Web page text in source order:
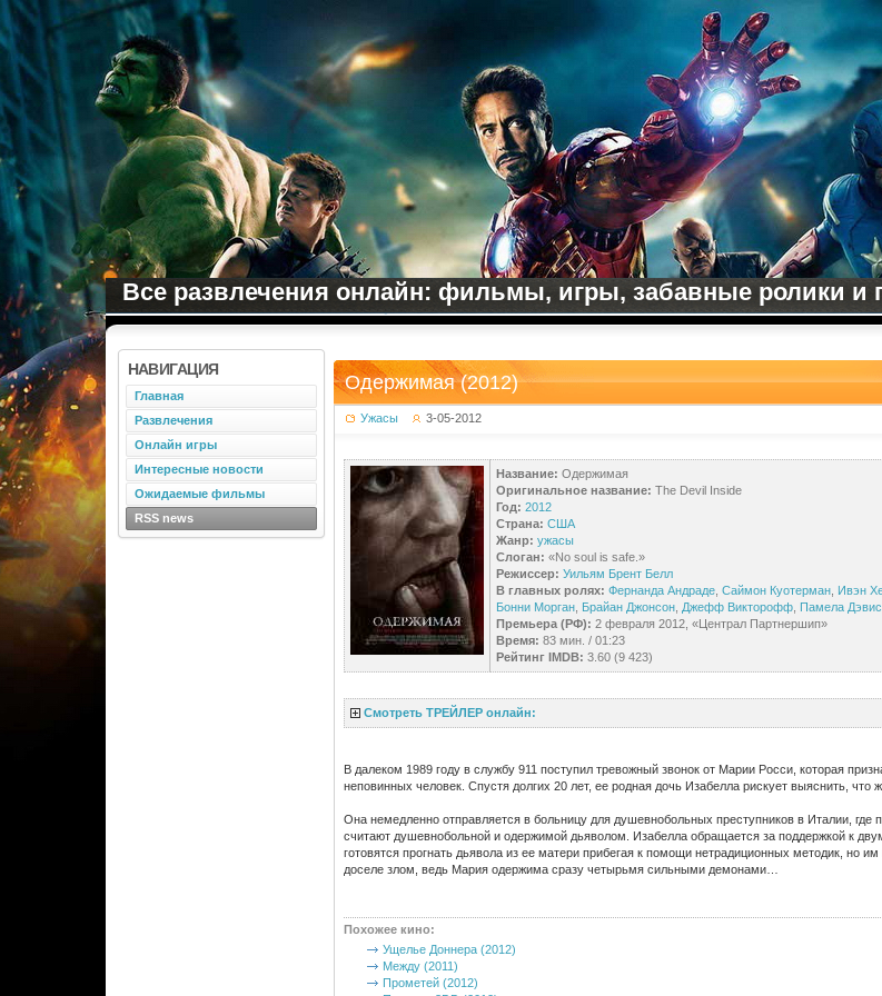
Все развлечения онлайн: фильмы, игры, забавные ролики и
Одержимая (2012)
Ужасы 3-05-2012
Название: Одержимая
Оригинальное название: The Devil Inside
Год: 2012
Страна: США
Жанр: ужасы
Слоган: «No soul is safe.»
Режиссер: Уильям Брент Белл
В главных ролях: Фернанда Андраде, Саймон Куотерман, Ивэн
Бонни Морган, Брайан Джонсон, Джефф Викторофф, Памела Дэвис
Премьера (РФ): 2 февраля 2012, «Централ Партнершип»
Время: 83 мин. / 01:23
Рейтинг IMDB: 3.60 (9 423)
Смотреть ТРЕЙЛЕР онлайн:
В далеком 1989 году в службу 911 поступил тревожный звонок от Марии Росси, которая
неповинных человек. Спустя долгих 20 лет, ее родная дочь Изабелла рискует выяснить, что
Она немедленно отправляется в больницу для душевнобольных преступников в Италии, где
считают душевнобольной и одержимой дьяволом. Изабелла обращается за поддержкой к
готовятся прогнать дьявола из ее матери прибегая к помощи нетрадиционных методик, но
доселе злом, ведь Мария одержима сразу четырьмя сильными демонами…
Похожее кино:
Ущелье Доннера (2012)
Между (2011)
Прометей (2012)
НАВИГАЦИЯ
Главная
Развлечения
Онлайн игры
Интересные новости
Ожидаемые фильмы
RSS news